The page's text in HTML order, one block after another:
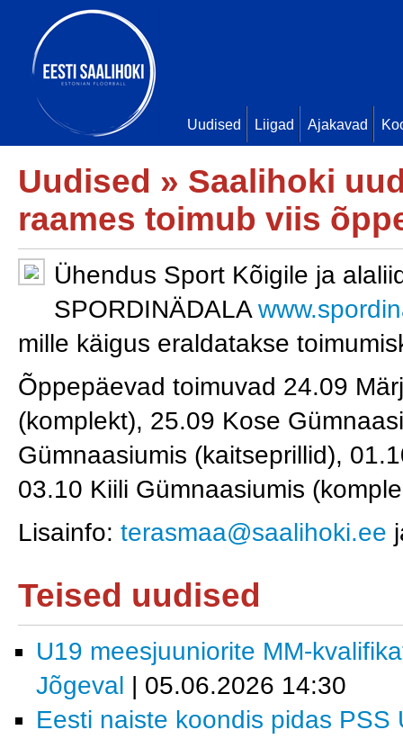
Uudised Liigad Ajakavad
Uudised » Saalihoki
raames toimub viis
Ühendus Sport Kõigile ja
SPORDINÄDALA
mille käigus eraldatakse
Õppepäevad toimuvad 24.09
(komplekt), 25.09 Kose
Gümnaasiumis (kaitseprillid),
03.10 Kiili Gümnaasiumis
Lisainfo: terasmaa@saalihoki.ee
Teised uudised
U19 meesjuuniorite MM-
Jõgeval | 05.06.2026 14:30
Eesti naiste koondis pidas